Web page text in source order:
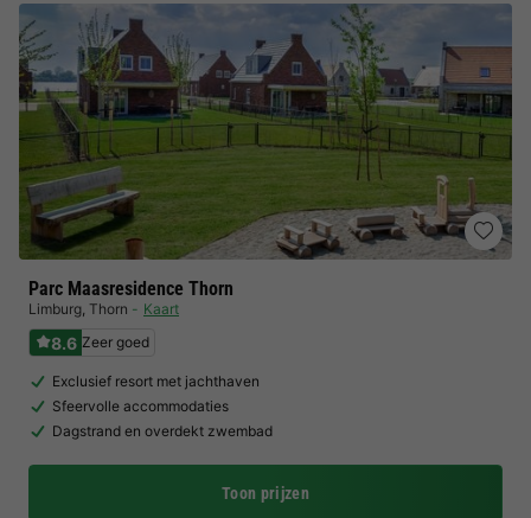
Parc Maasresidence Thorn
Limburg, Thorn Kaart
8.6 Zeer goed
Exclusief resort met jachthaven
Sfeervolle accommodaties
Dagstrand en overdekt zwembad
Toon prijzen